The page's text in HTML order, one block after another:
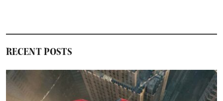
RECENT POSTS